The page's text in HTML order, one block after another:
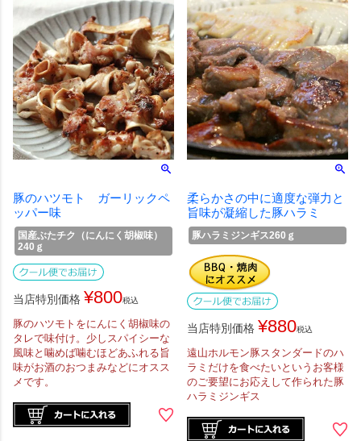
豚のハツモト ガーリックペ
ッパー味
国産ぶたチク（にんにく胡椒味）
240ｇ
当店特別価格 ¥800税込
豚のハツモトをにんにく胡椒味の
タレで味付け。少しスパイシーな
風味と噛めば噛むほどあふれる旨
味がお酒のおつまみなどにオスス
メです。
柔らかさの中に適度な弾力と
旨味が凝縮した豚ハラミ
豚ハラミジンギス260ｇ
当店特別価格 ¥880税込
遠山ホルモン豚スタンダードのハ
ラミだけを食べたいというお客様
のご要望にお応えして作られた豚
ハラミジンギス